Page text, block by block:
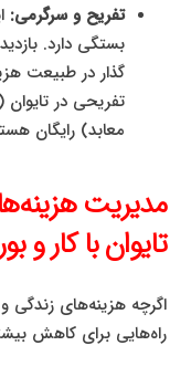
تفریح و سرگرمی:
بستگی دارد.
گذار در طبیعت
تفریحی در تایوان
معابد) رایگان
مدیریت
تایوان با کار و
اگرچه هزینه‌های زندگی
راه‌هایی برای کاهش